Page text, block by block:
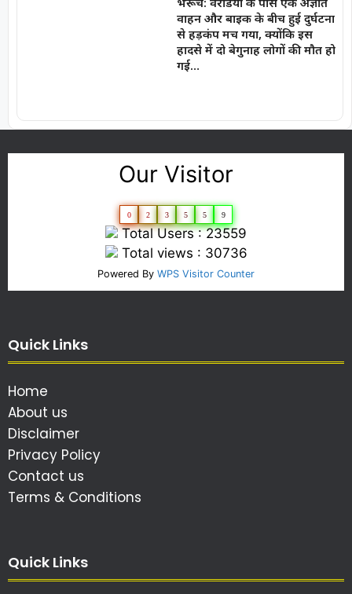
वाहन और बाइक के बीच हुई दुर्घटना
से हड़कंप मच गया, क्योंकि इस
हादसे में दो बेगुनाह लोगों की मौत हो
गई…
Our Visitor
0 2 3 5 5 9
Total Users : 23559
Total views : 30736
Powered By WPS Visitor Counter
Quick Links
Home
About us
Disclaimer
Privacy Policy
Contact us
Terms & Conditions
Quick Links